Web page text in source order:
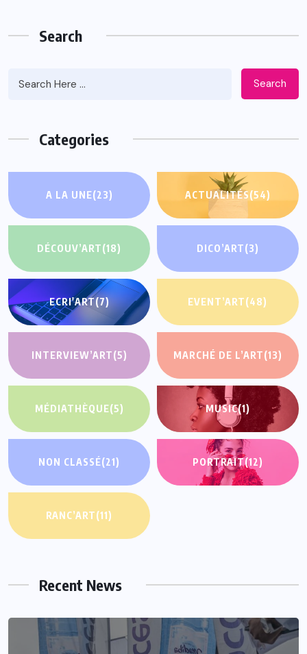
Search
Search
Categories
A LA UNE(23) ACTUALITÉS(54)
DÉCOUV’ART(18) DICO’ART(3)
ECRI'ART(7) EVENT’ART(48)
INTERVIEW’ART(5) MARCHÉ DE L’ART(13)
MÉDIATHÈQUE(5) MUSIC(1)
NON CLASSÉ(21) PORTRAIT(12)
RANC’ART(11)
Recent News